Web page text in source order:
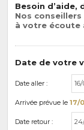
Besoin d’aide,
Nos
à votre écoute
Date de votre
Date aller :
Arrivée prévue le 17/
Date retour :